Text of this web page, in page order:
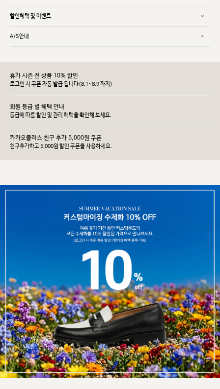
할인혜택 및 이벤트
A/S안내
휴가 시즌 전 상품 10% 할인
로그인 시 쿠폰 자동 발급 됩니다(8.1~8.9 까지)
회원 등급 별 혜택 안내
등급에 따른 할인 및 관리 헤택을 확인해 보세요.
카카오플러스 친구 추가 5,000원 쿠폰
친구추가하고 5,000원 할인 쿠폰을 사용하세요.